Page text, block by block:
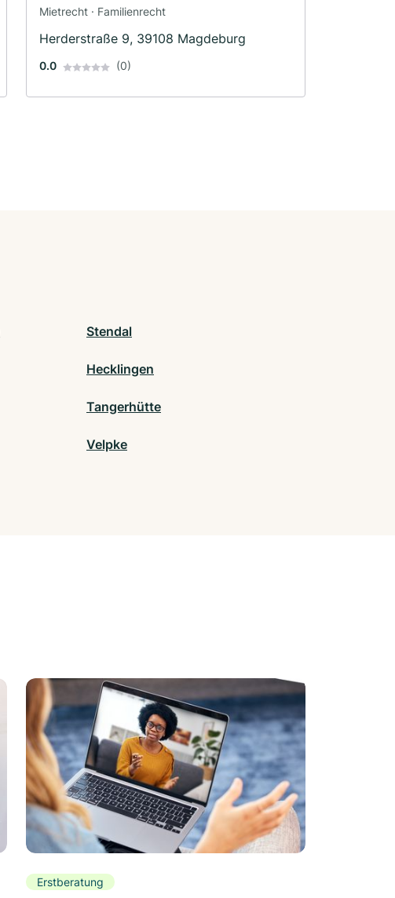
Mietrecht · Familienrecht
Herderstraße 9, 39108 Magdeburg
0.0 (0)
Stendal
Hecklingen
Tangerhütte
Velpke
Erstberatung